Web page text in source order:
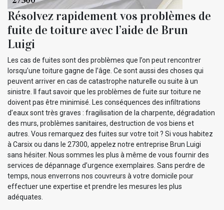
Résolvez rapidement vos problèmes de
fuite de toiture avec l’aide de Brun
Luigi
Les cas de fuites sont des problèmes que l’on peut rencontrer
lorsqu’une toiture gagne de l’âge. Ce sont aussi des choses qui
peuvent arriver en cas de catastrophe naturelle ou suite à un
sinistre. Il faut savoir que les problèmes de fuite sur toiture ne
doivent pas être minimisé. Les conséquences des infiltrations
d’eaux sont très graves : fragilisation de la charpente, dégradation
des murs, problèmes sanitaires, destruction de vos biens et
autres. Vous remarquez des fuites sur votre toit ? Si vous habitez
à Carsix ou dans le 27300, appelez notre entreprise Brun Luigi
sans hésiter. Nous sommes les plus à même de vous fournir des
services de dépannage d’urgence exemplaires. Sans perdre de
temps, nous enverrons nos couvreurs à votre domicile pour
effectuer une expertise et prendre les mesures les plus
adéquates.